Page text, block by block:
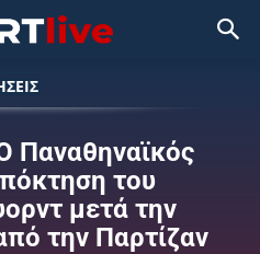
Παναθηναϊκός
του
μετά την
την Παρτίζαν